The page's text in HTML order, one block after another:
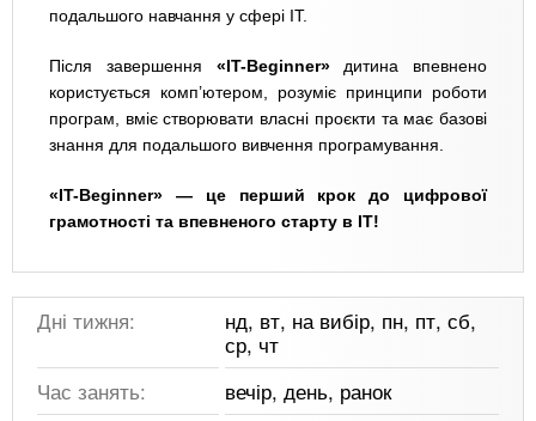
подальшого навчання у сфері ІТ.
Після завершення «IT-Beginner»дитина впевнено
користується комп’ютером, розуміє принципи роботи
програм, вміє створювати власні проєкти та має базові
знання для подальшого вивчення програмування.
«IT-Beginner» — це перший крок до цифрової
грамотності та впевненого старту в ІТ!
Дні тижня:
нд, вт, на вибір, пн, пт, сб,
ср, чт
Час занять:
вечір, день, ранок